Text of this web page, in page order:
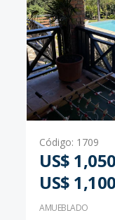
Código: 1709
US$
US$
AMUEBLADO